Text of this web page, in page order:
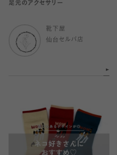
足元のアクセサリー
靴下屋
仙台セルバ店